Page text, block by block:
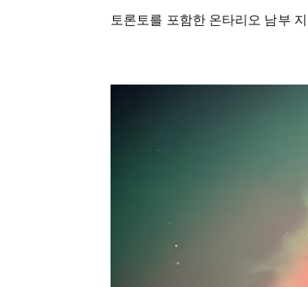
토론토를 포함한 온타리오 남부